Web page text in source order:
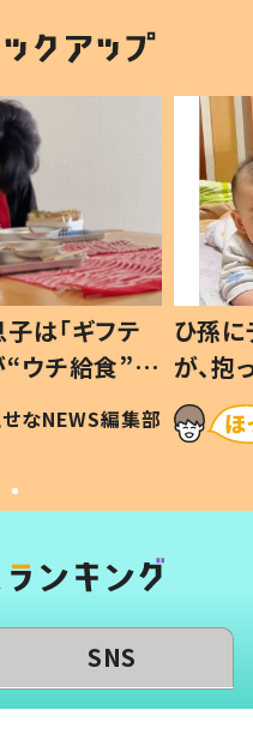
は「ギフテ
ウチ給食”を
#令和の親
せなNEWS編集部
ひ孫
が、
「涙が
い」
SNS